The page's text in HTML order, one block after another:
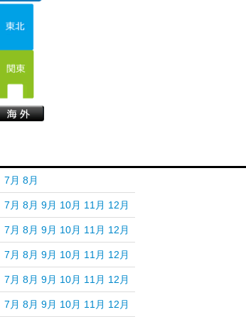
7月 8月
7月 8月 9月 10月 11月 12月
7月 8月 9月 10月 11月 12月
7月 8月 9月 10月 11月 12月
7月 8月 9月 10月 11月 12月
7月 8月 9月 10月 11月 12月